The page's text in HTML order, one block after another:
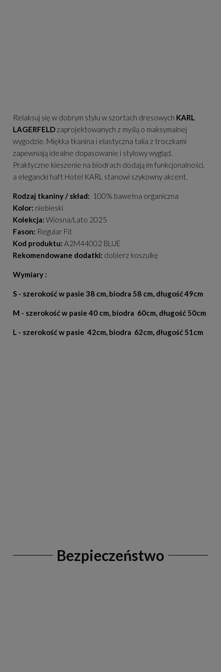
Relaksuj się w dobrym stylu w szortach dresowych KARL
LAGERFELD zaprojektowanych z myślą o maksymalnej
wygodzie. Miękka tkanina i elastyczna talia z troczkami
zapewniają idealne dopasowanie i stylowy wygląd.
Praktyczne kieszenie na biodrach dodają im funkcjonalności,
a elegancki haft Hotel KARL stanowi szykowny akcent.
Rodzaj tkaniny / skład: 100% bawełna organiczna
Kolor: niebieski
Kolekcja: Wiosna/Lato 2025
Fason: Regular Fit
Kod produktu: A2M44002 BLUE
Rekomendowane dodatki: dobierz koszulkę
Wymiary :
S - szerokość w pasie 38 cm, biodra 58 cm, długość 49cm
M - szerokość w pasie 40 cm, biodra 60cm, długość 50cm
L - szerokość w pasie 42cm, biodra 62cm, długość 51cm
Bezpieczeństwo